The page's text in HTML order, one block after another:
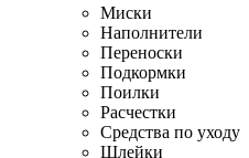
Миски
Наполнители
Переноски
Подкормки
Поилки
Расчестки
Средства по уходу
Шлейки